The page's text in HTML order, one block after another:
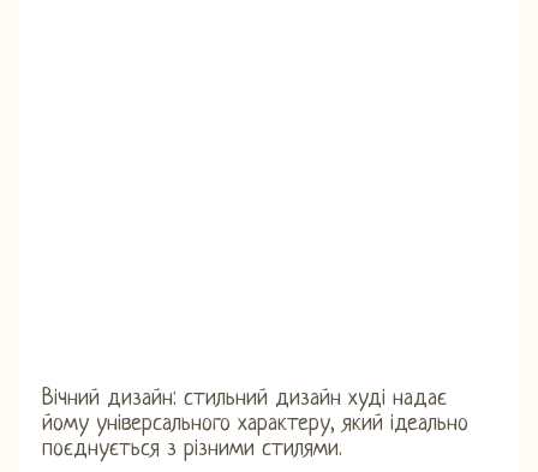
Вічний дизайн: стильний дизайн худі надає
йому універсального характеру, який ідеально
поєднується з різними стилями.